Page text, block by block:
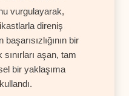
vurgulayarak,
direniş
bir
aşan, tam
bir yaklaşıma